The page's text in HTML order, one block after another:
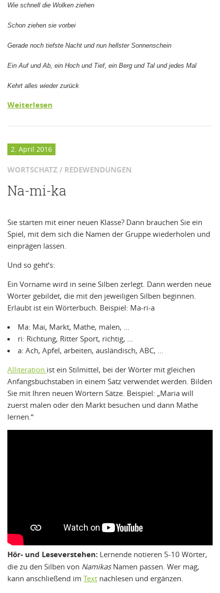
Wie schnell die Wolken ziehen
Schon ziehen sie vorbei
Gerade noch tiefste Nacht und nun hellster Sonnenschein
Ein Auf und Ab, ein Hoch und Tief, ein Berg und Tal und jedes Mal
Kehrt alles wieder zurück
Weiterlesen
2. April 2016
WORTSCHATZ / REDEWENDUNGEN
Na-mi-ka
Sie starten mit einer neuen Klasse? Dann brauchen Sie ein
Spiel, mit dem sich die Namen der Gruppe wiederholen und
einprägen lassen.
Und so geht’s:
Ein Vorname wird in seine Silben zerlegt. Dann werden neue
Wörter gebildet, die mit den jeweiligen Silben beginnen.
Erlaubt ist ein Wörterbuch. Beispiel: Ma-ri-a
Ma: Mai, Markt, Mathe, malen, …
ri: Richtung, Ritter Sport, richtig, …
a: Ach, Apfel, arbeiten, ausländisch, ABC, …
Alliteration ist ein Stilmittel, bei der Wörter mit gleichen
Anfangsbuchstaben in einem Satz verwendet werden. Bilden
Sie mit Ihren neuen Wörtern Sätze. Beispiel: „Maria will
zuerst malen oder den Markt besuchen und dann Mathe
lernen.“
Hör- und Leseverstehen: Lernende notieren 5-10 Wörter,
die zu den Silben von NamikasNamen passen. Wer mag,
kann anschließend im Text nachlesen und ergänzen.